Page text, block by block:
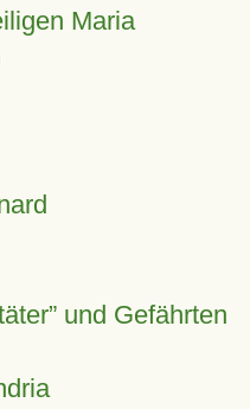
Maria
und Gefährten